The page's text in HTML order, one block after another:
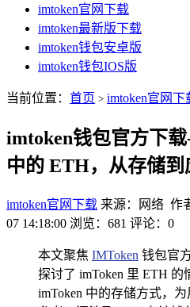
imtoken官网下载
imtoken最新版下载
imtoken钱包安卓版
imtoken钱包IOS版
当前位置： 首页 > imtoken官网下
imtoken钱包官方下
中的 ETH，从存储到
imtoken官网下载 来源：网络 作
07 14:18:00 浏览：681 评论：0
本文聚焦 IMToken 钱包官
探讨了 imToken 里 ETH
imToken 中的存储方式，